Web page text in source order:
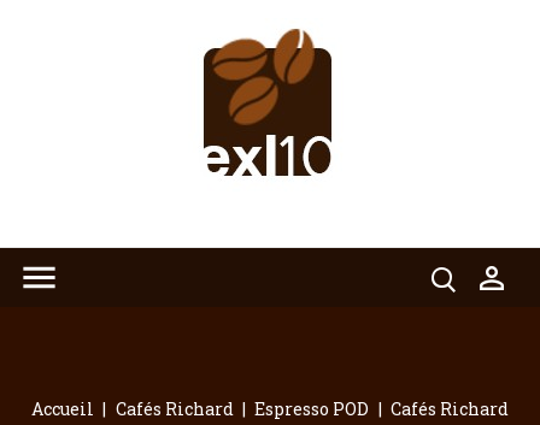
 
Accueil Cafés Richard Espresso POD
Cafés Richard